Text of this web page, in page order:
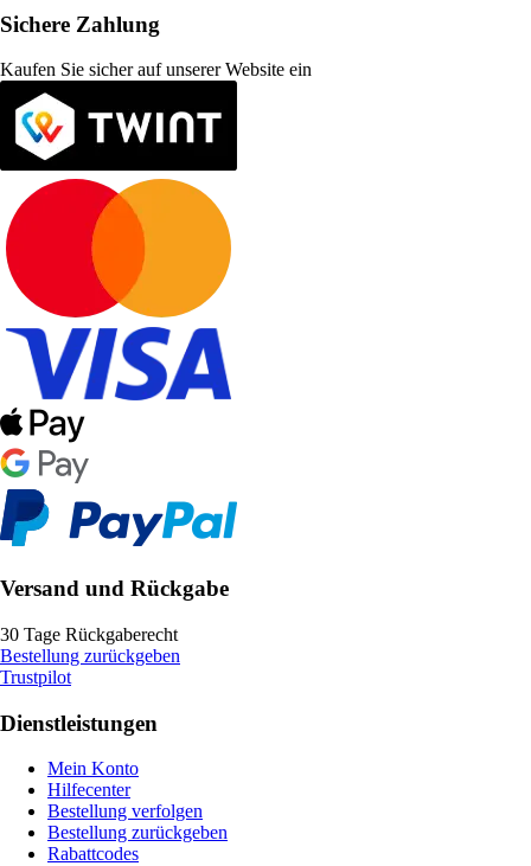
Sichere Zahlung
Kaufen Sie sicher auf unserer Website ein
Versand und Rückgabe
30 Tage Rückgaberecht
Bestellung zurückgeben
Trustpilot
Dienstleistungen
Mein Konto
Hilfecenter
Bestellung verfolgen
Bestellung zurückgeben
Rabattcodes